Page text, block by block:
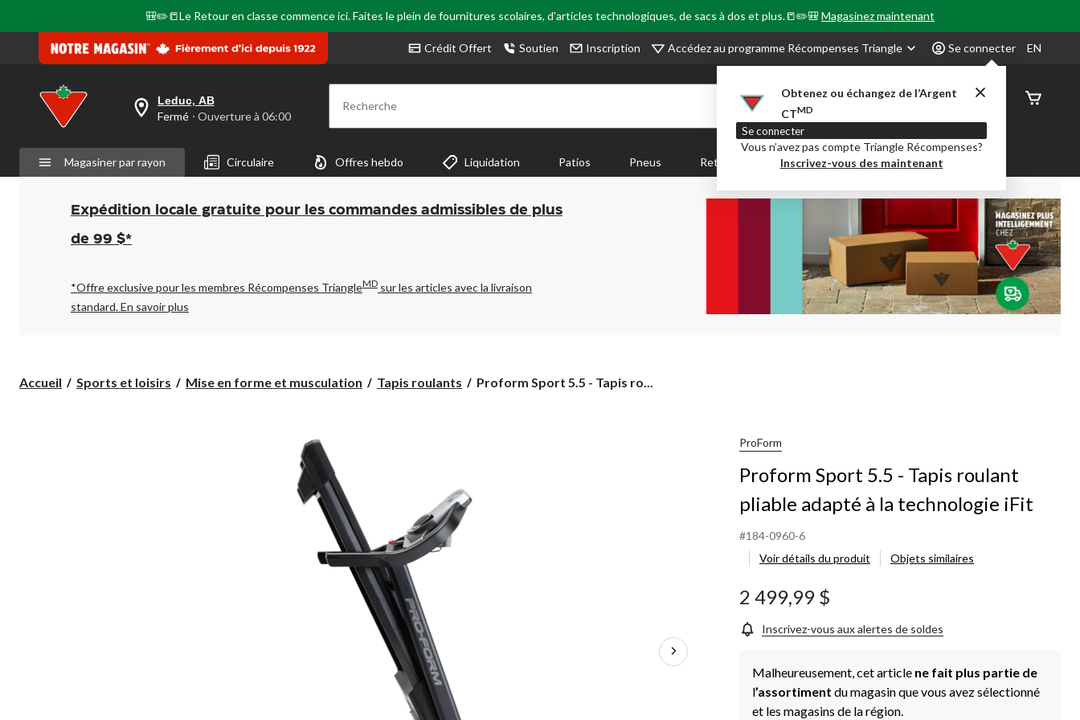
🎒✏️📒Le Retour en classe commence ici. Faites le plein de fournitures scolaires, d'articles technologiques, de sacs à dos et plus.📒✏️🎒Magasinez maintenant
Crédit Offert Soutien Inscription Accédez au programme Récompenses Triangle Se connecter
Obtenez ou échangez de l’Argent
CTMD
Se connecter
Vous n’avez pas compte Triangle Récompenses?
Inscrivez-vous des maintenant
EN
votre
est
Leduc,
AB,
Fermé,
Ouverture
à
pour
changer
Leduc, AB
Fermé ⋅ Ouverture à 06:00 Recherche
État de
Magasiner par rayon Circulaire Offres hebdo Liquidation Patios Pneus Retour en Classe Party City Centre-auto
Expédition locale gratuite pour les commandes admissibles de plus
de 99 $*
*Offre exclusive pour les membres Récompenses TriangleMD sur les articles avec la livraison
standard.En savoir plus
Accueil Sports et loisirs Mise en forme et musculation Tapis roulants
Proform
Proform Sport 5.5 - Tapis ro...
ProForm
Proform Sport 5.5 - Tapis roulant
pliable adapté à la technologie iFit
#184-0960-6
Voir détails du produit
Objets similaires
2 499,99 $
Inscrivez-vous aux alertes de soldes
Malheureusement, cet article ne fait plus partie de
l’assortiment du magasin que vous avez sélectionné
et les magasins de la région.